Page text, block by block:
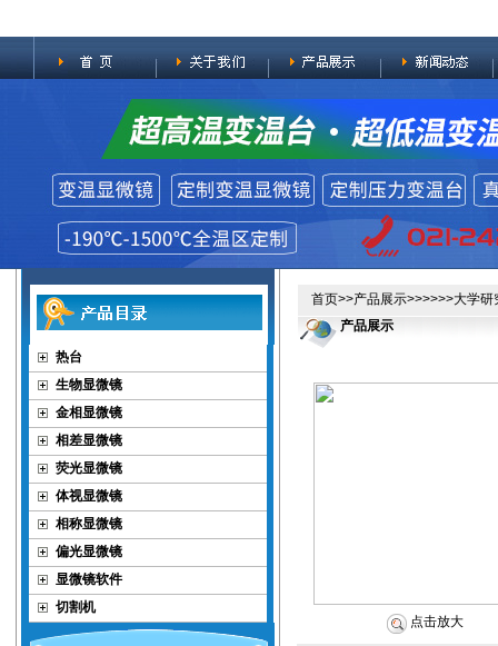
热台
生物显微镜
金相显微镜
相差显微镜
荧光显微镜
体视显微镜
相称显微镜
偏光显微镜
显微镜软件
切割机
首页>>产品展示>>>>>>大学研
产品展示
点击放大